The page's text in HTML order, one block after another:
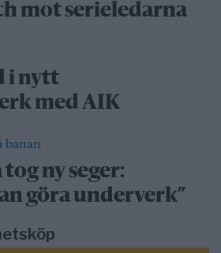
mot serieledarna
i nytt
med AIK
ny seger:
göra underverk”